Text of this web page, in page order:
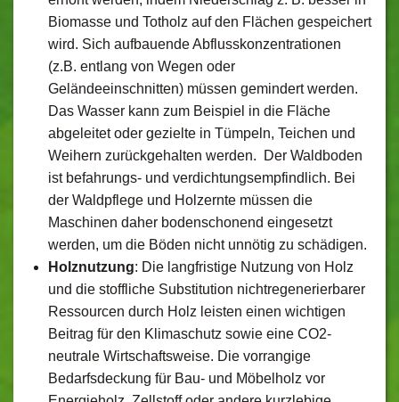
Biomasse und Totholz auf den Flächen gespeichert
wird. Sich aufbauende Abflusskonzentrationen
(z.B. entlang von Wegen oder
Geländeeinschnitten) müssen gemindert werden.
Das Wasser kann zum Beispiel in die Fläche
abgeleitet oder gezielte in Tümpeln, Teichen und
Weihern zurückgehalten werden. Der Waldboden
ist befahrungs- und verdichtungsempfindlich. Bei
der Waldpflege und Holzernte müssen die
Maschinen daher bodenschonend eingesetzt
werden, um die Böden nicht unnötig zu schädigen.
Holznutzung: Die langfristige Nutzung von Holz
und die stoffliche Substitution nichtregenerierbarer
Ressourcen durch Holz leisten einen wichtigen
Beitrag für den Klimaschutz sowie eine CO2-
neutrale Wirtschaftsweise. Die vorrangige
Bedarfsdeckung für Bau- und Möbelholz vor